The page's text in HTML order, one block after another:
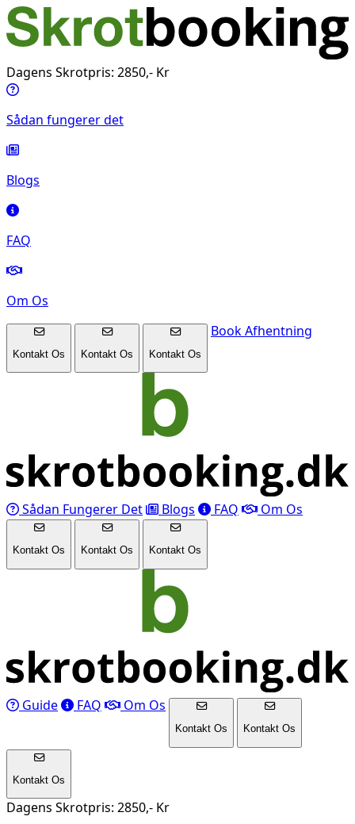
Dagens Skrotpris: 2850,- Kr
Sådan fungerer det
Blogs
FAQ
Om Os
Kontakt Os Kontakt Os Kontakt Os
Book Afhentning
Sådan Fungerer Det Blogs FAQ Om Os
Kontakt Os Kontakt Os Kontakt Os
Guide FAQ Om Os
Kontakt Os Kontakt Os
Kontakt Os
Dagens Skrotpris: 2850,- Kr